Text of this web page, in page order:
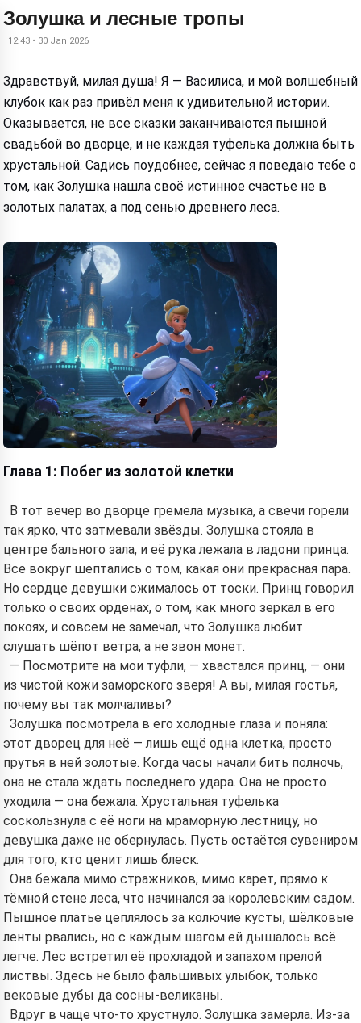
Золушка и лесные тропы
12:43 • 30 Jan 2026
Здравствуй, милая душа! Я — Василиса, и мой волшебный
клубок как раз привёл меня к удивительной истории.
Оказывается, не все сказки заканчиваются пышной
свадьбой во дворце, и не каждая туфелька должна быть
хрустальной. Садись поудобнее, сейчас я поведаю тебе о
том, как Золушка нашла своё истинное счастье не в
золотых палатах, а под сенью древнего леса.
Глава 1: Побег из золотой клетки
В тот вечер во дворце гремела музыка, а свечи горели
так ярко, что затмевали звёзды. Золушка стояла в
центре бального зала, и её рука лежала в ладони принца.
Все вокруг шептались о том, какая они прекрасная пара.
Но сердце девушки сжималось от тоски. Принц говорил
только о своих орденах, о том, как много зеркал в его
покоях, и совсем не замечал, что Золушка любит
слушать шёпот ветра, а не звон монет.
— Посмотрите на мои туфли, — хвастался принц, — они
из чистой кожи заморского зверя! А вы, милая гостья,
почему вы так молчаливы?
Золушка посмотрела в его холодные глаза и поняла:
этот дворец для неё — лишь ещё одна клетка, просто
прутья в ней золотые. Когда часы начали бить полночь,
она не стала ждать последнего удара. Она не просто
уходила — она бежала. Хрустальная туфелька
соскользнула с её ноги на мраморную лестницу, но
девушка даже не обернулась. Пусть остаётся сувениром
для того, кто ценит лишь блеск.
Она бежала мимо стражников, мимо карет, прямо к
тёмной стене леса, что начинался за королевским садом.
Пышное платье цеплялось за колючие кусты, шёлковые
ленты рвались, но с каждым шагом ей дышалось всё
легче. Лес встретил её прохладой и запахом прелой
листвы. Здесь не было фальшивых улыбок, только
вековые дубы да сосны-великаны.
Вдруг в чаще что-то хрустнуло. Золушка замерла. Из-за